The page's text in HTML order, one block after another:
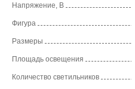
Напряжение, В
Фигура
Размеры
Площадь освещения
Количество светильников